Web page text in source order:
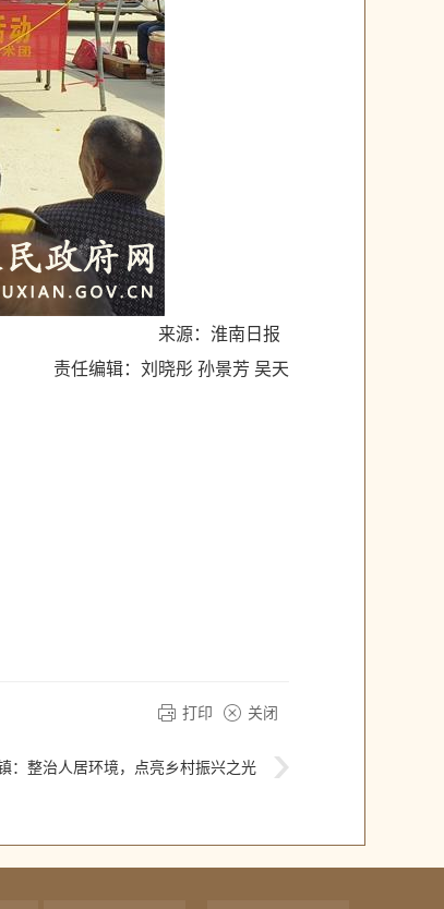
来源：淮南日报
责任编辑：刘晓彤 孙景芳 吴天
打印 关闭
：整治人居环境，点亮乡村振兴之光